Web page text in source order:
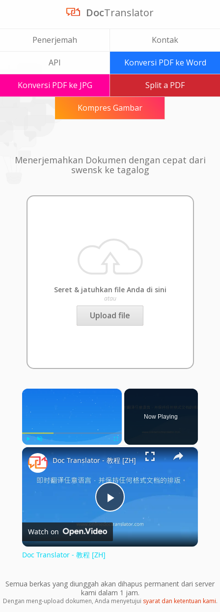
DocTranslator
Penerjemah Kontak
API Konversi PDF ke Word
Konversi PDF ke JPG Split a PDF
Kompres Gambar
Menerjemahkan Dokumen dengan cepat dari
swensk ke tagalog
Seret & jatuhkan file Anda di sini
atau
Upload file
×
Play Unmute Fullscreen
Now Playing
×
Play
Video
Doc Translator - 教程 [ZH]
Watch on
Doc Translator - 教程 [ZH]
Semua berkas yang diunggah akan dihapus permanent dari server
kami dalam 1 jam.
Dengan meng-upload dokumen, Anda menyetujui syarat dan ketentuan kami.